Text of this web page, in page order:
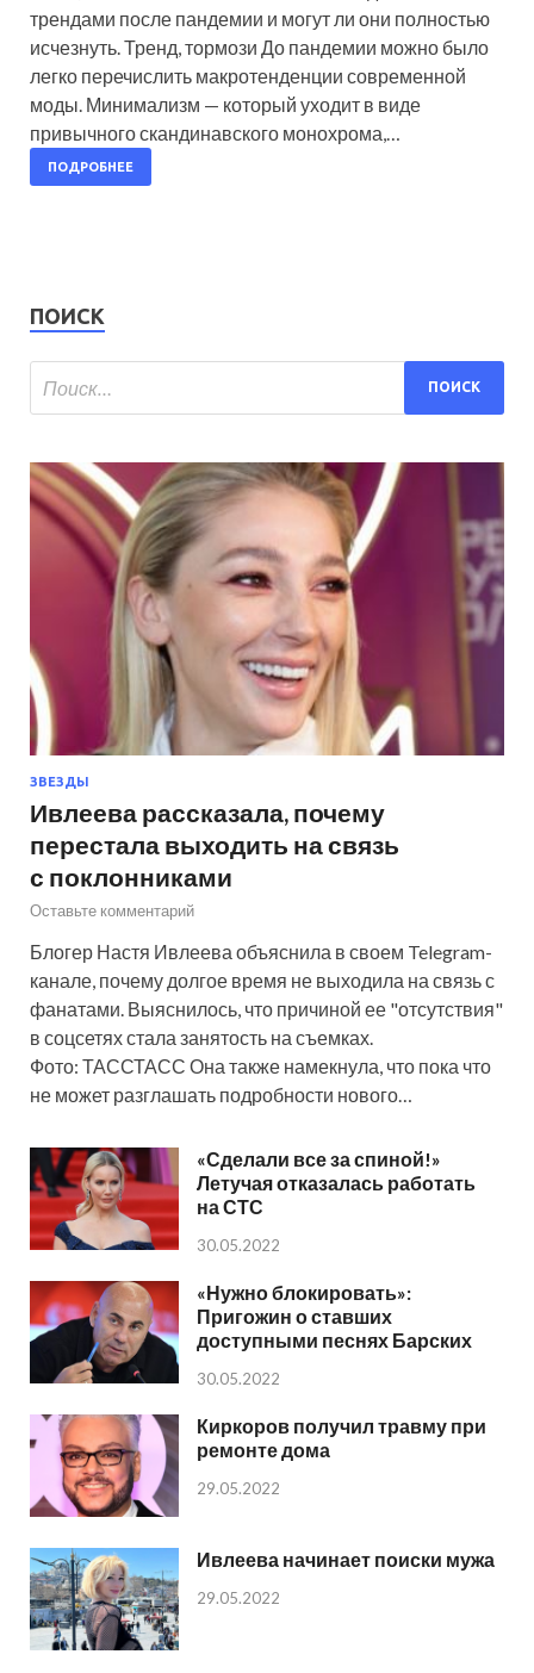
трендами после пандемии и могут ли они полностью
исчезнуть. Тренд, тормози До пандемии можно было
легко перечислить макротенденции современной
моды. Минимализм — который уходит в виде
привычного скандинавского монохрома,…
ПОДРОБНЕЕ
ПОИСК
ЗВЕЗДЫ
Ивлеева рассказала, почему
перестала выходить на связь
с поклонниками
Оставьте комментарий
Блогер Настя Ивлеева объяснила в своем Telegram-
канале, почему долгое время не выходила на связь с
фанатами. Выяснилось, что причиной ее "отсутствия"
в соцсетях стала занятость на съемках.
Фото: ТАССТАСС Она также намекнула, что пока что
не может разглашать подробности нового…
«Сделали все за спиной!»
Летучая отказалась работать
на СТС
30.05.2022
«Нужно блокировать»:
Пригожин о ставших
доступными песнях Барских
30.05.2022
Киркоров получил травму при
ремонте дома
29.05.2022
Ивлеева начинает поиски мужа
29.05.2022